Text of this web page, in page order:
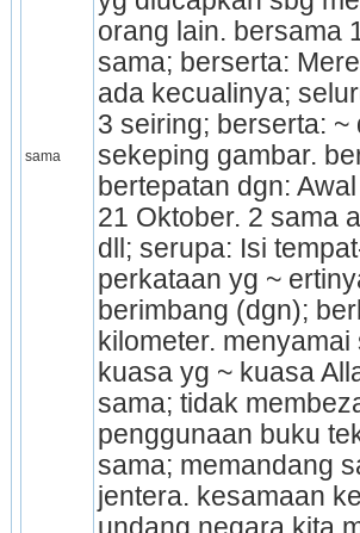
sama
orang lain. bersama
sama; berserta:
ada kecualinya;
3 seiring; berserta:
sekeping gambar.
bertepatan dgn:
21 Oktober. 2 sama
dll; serupa: Isi
perkataan yg ~
berimbang (dgn);
kilometer.
kuasa yg ~ kuasa
sama; tidak
penggunaan buku
sama; memandang
jentera. kesamaan